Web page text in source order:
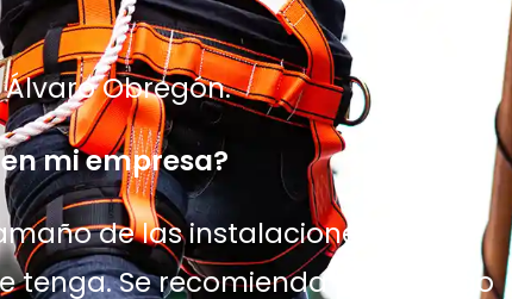
Obregón.
mi empresa?
de las instalaciones, giro de
Se recomienda para riesgo